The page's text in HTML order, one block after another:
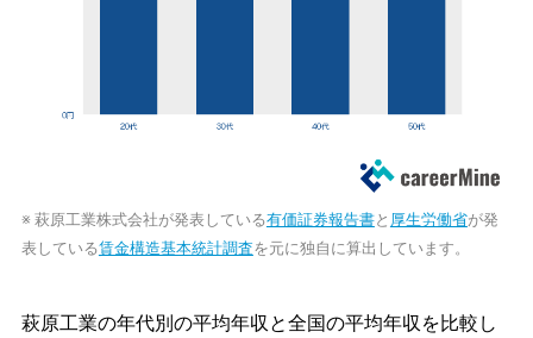
※ 萩原工業株式会社が発表している有価証券報告書と 厚生労働省が発
表している賃金構造基本統計調査を元に独自に算出しています。
萩原工業の年代別の平均年収と全国の平均年収を比較し